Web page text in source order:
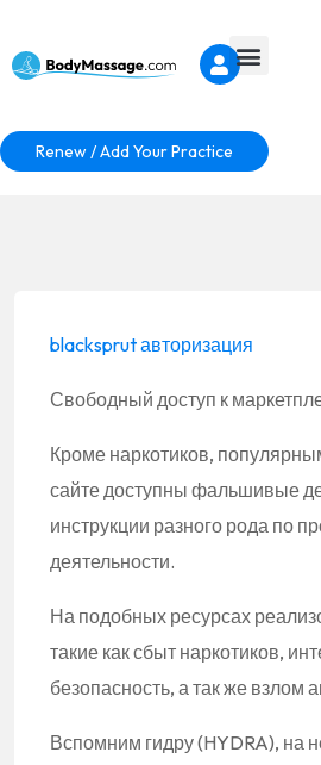
Renew / Add Your Practice
blacksprut авторизация
Свободный доступ к
Кроме наркотиков,
сайте доступны фальшивые
инструкции разного рода по
деятельности.
На подобных ресурсах
такие как сбыт наркотиков,
безопасность, а так же взлом
Вспомним гидру (HYDRA), на